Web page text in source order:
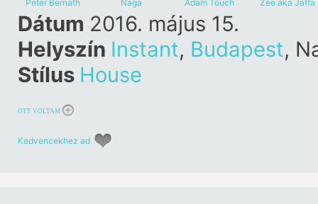
Peter Bernath Naga Adam Touch
Zee aka Jaffa
Dátum 2016. május 15.
Helyszín Instant, Budapest,
Stílus House
OTT VOLTAM
Kedvencekhez ad